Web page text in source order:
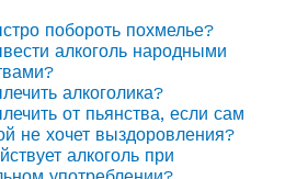
побороть похмелье?
алкоголь народными
алкоголика?
от пьянства, если сам
не хочет выздоровления?
алкоголь при